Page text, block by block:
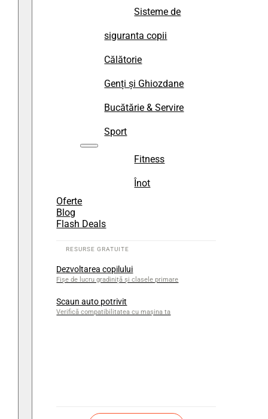
Sisteme de
siguranta copii
Călătorie
Genți și Ghiozdane
Bucătărie & Servire
Sport
Fitness
Înot
Oferte
Blog
Flash Deals
Dezvoltarea copilului
Fișe de lucru gradiniță și clasele primare
Scaun auto potrivit
Verifică compatibilitatea cu mașina ta